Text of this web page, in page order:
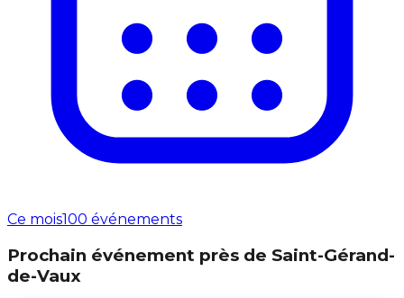
Ce mois100 événements
Prochain événement près de Saint-Gérand-
de-Vaux